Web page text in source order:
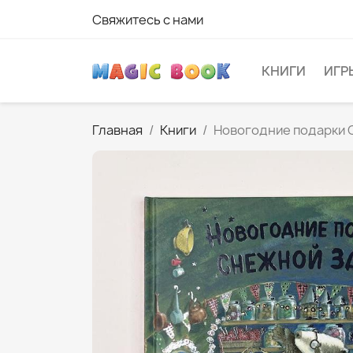
Свяжитесь с нами
КНИГИ
Главная Книги Новогодние подарки